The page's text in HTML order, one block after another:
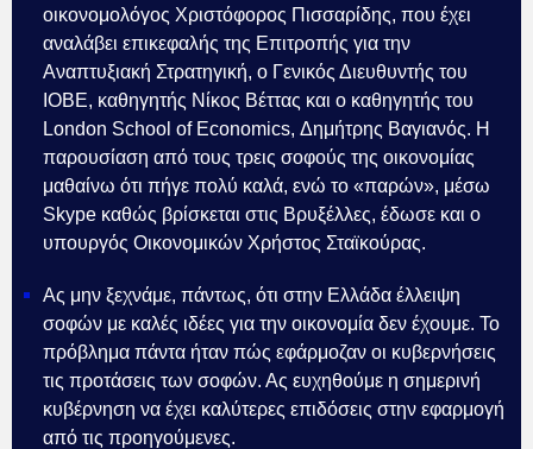
οικονομολόγος Χριστόφορος Πισσαρίδης, που έχει
αναλάβει επικεφαλής της Επιτροπής για την
Αναπτυξιακή Στρατηγική, ο Γενικός Διευθυντής του
ΙΟΒΕ, καθηγητής Νίκος Βέττας και ο καθηγητής του
London School of Economics, Δημήτρης Βαγιανός. Η
παρουσίαση από τους τρεις σοφούς της οικονομίας
μαθαίνω ότι πήγε πολύ καλά, ενώ το «παρών», μέσω
Skype καθώς βρίσκεται στις Βρυξέλλες, έδωσε και ο
υπουργός Οικονομικών Χρήστος Σταϊκούρας.
Ας μην ξεχνάμε, πάντως, ότι στην Ελλάδα έλλειψη
σοφών με καλές ιδέες για την οικονομία δεν έχουμε. Το
πρόβλημα πάντα ήταν πώς εφάρμοζαν οι κυβερνήσεις
τις προτάσεις των σοφών. Ας ευχηθούμε η σημερινή
κυβέρνηση να έχει καλύτερες επιδόσεις στην εφαρμογή
από τις προηγούμενες.